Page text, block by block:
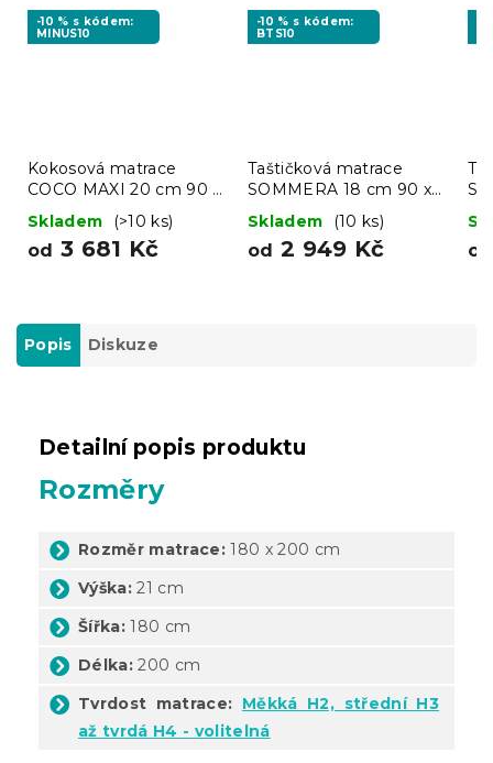
-10 % s kódem:
MINUS10
Kokosová matrace
COCO MAXI 20 cm 90 x
200 cm
Skladem (>10 ks)
od 3 681 Kč
-10 % s kódem:
BTS10
Taštičková matrace
SOMMERA 18 cm 90 x
200 cm
Skladem (10 ks)
od 2 949 Kč od
Popis Diskuze
Detailní popis produktu
Rozměry
Rozměr matrace:180 x 200 cm
Výška: 21 cm
Šířka:180 cm
Délka:200 cm
Tvrdost matrace: Měkká H2, střední H3
až tvrdá H4 - volitelná